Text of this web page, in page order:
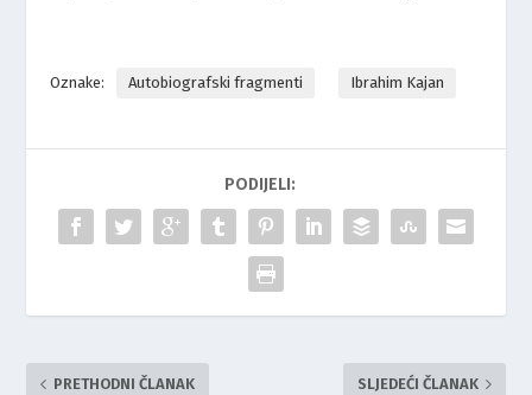
Oznake: Autobiografski fragmenti Ibrahim Kajan
PODIJELI:
PRETHODNI ČLANAK SLJEDEĆI ČLANAK